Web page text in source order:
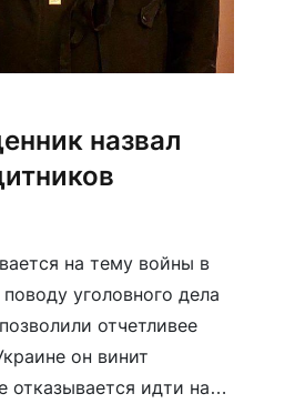
назвал
на тему войны в
уголовного дела
отчетливее
он винит
отказывается идти на